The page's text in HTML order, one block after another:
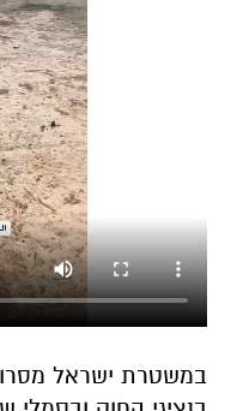
במשטרת ישראל מסרו
בנציגי החוק ובסמלי
לפעול בנחישות
החוק, ונפעל למיצוי